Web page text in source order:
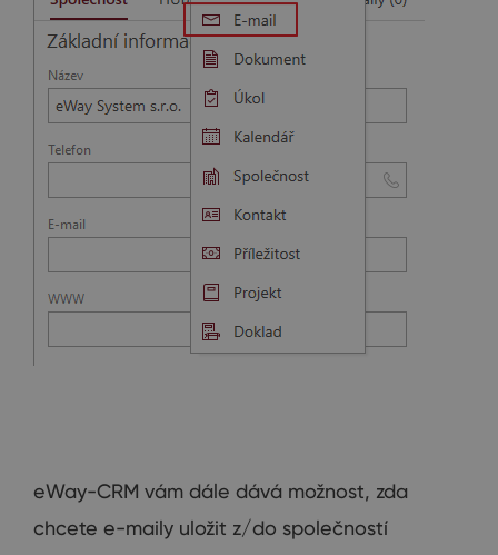
eWay-CRM vám dále dává možnost, zda
chcete e-maily uložit z/do společností